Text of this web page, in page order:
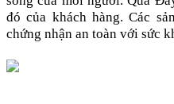
đó của khách hàng. Các
chứng nhận an toàn với sức